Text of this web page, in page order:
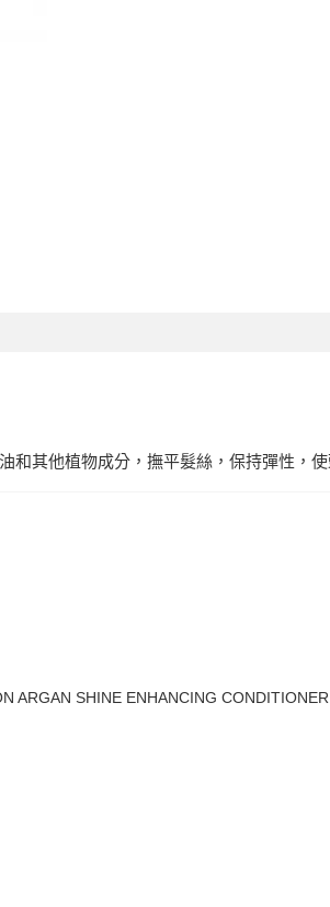
和其他植物成分，撫平髮絲，保持彈性，
ARGAN SHINE ENHANCING